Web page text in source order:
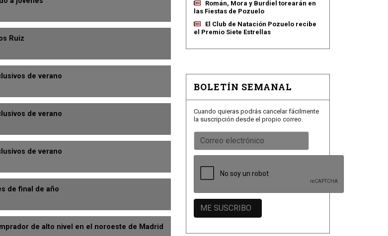
Ruiz
de verano
de verano
de verano
de final de año
de alto nivel en el noroeste de Madrid
Román, Mora y Burdiel torearán en
las Fiestas de Pozuelo
El Club de Natación Pozuelo recibe
el Premio Siete Estrellas
BOLETÍN SEMANAL
Cuando quieras podrás cancelar fácilmente
la suscripción desde el propio correo.